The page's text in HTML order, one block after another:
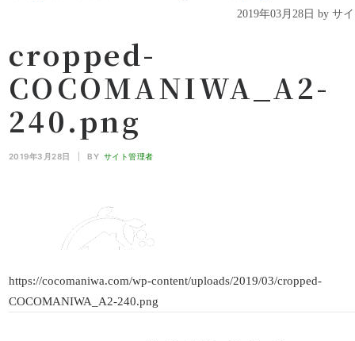
2019年03月28日 by サ
cropped-
COCOMANIWA_A2-
240.png
2019年3月28日 BY サイト管理者
https://cocomaniwa.com/wp-content/uploads/2019/03/cropped-
COCOMANIWA_A2-240.png